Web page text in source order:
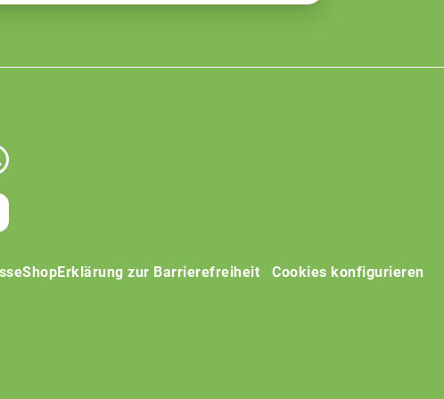
ShopErklärung zur Barrierefreiheit Cookies konfigurieren